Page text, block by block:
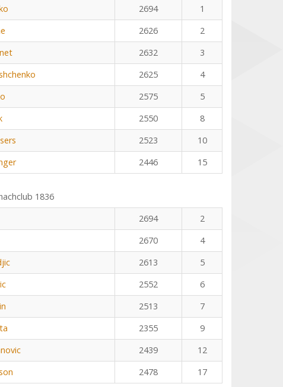
2694
1
2626
2
2632
3
2625
4
2575
5
2550
8
2523
10
2446 15
1836
2694
2
2670
4
2613
5
2552
6
2513
7
2355
9
2439
12
2478 17